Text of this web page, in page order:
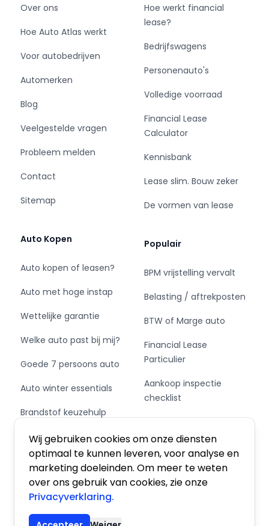
Wij gebruiken cookies om onze diensten
optimaal te kunnen leveren, voor analyse en
marketing doeleinden. Om meer te weten
over ons gebruik van cookies, zie onze
Privacyverklaring.
Over ons
Hoe Auto Atlas werkt
Voor autobedrijven
Automerken
Blog
Veelgestelde vragen
Probleem melden
Contact
Sitemap
Auto Kopen
Auto kopen of leasen?
Auto met hoge instap
Wettelijke garantie
Welke auto past bij mij?
Goede 7 persoons auto
Auto winter essentials
Brandstof keuzehulp
Schakel of automaat?
Hoe werkt financial
lease?
Bedrijfswagens
Personenauto's
Volledige voorraad
Financial Lease
Calculator
Kennisbank
Lease slim. Bouw zeker
De vormen van lease
Populair
BPM vrijstelling vervalt
Belasting / aftrekposten
BTW of Marge auto
Financial Lease
Particulier
Aankoop inspectie
checklist
Private Leasen,
Financieren of Kopen?